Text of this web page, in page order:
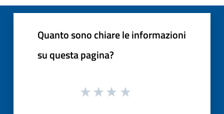
Quanto sono chiare le informazioni
su questa pagina?